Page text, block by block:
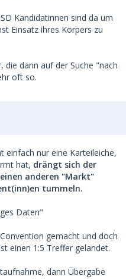
Kandidatinnen sind da um
Einsatz ihres Körpers zu
die dann auf der Suche "nach
oft so.
einfach nur eine Karteileiche,
hat, drängt sich der
anderen "Markt"
tummeln.
Daten"
gemacht und doch
einen 1:5 Treffer gelandet.
dann Übergabe